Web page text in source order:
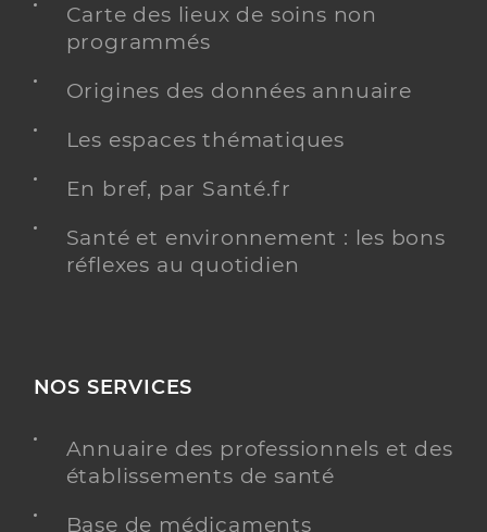
Carte des lieux de soins non
programmés
Origines des données annuaire
Les espaces thématiques
En bref, par Santé.fr
Santé et environnement : les bons
réflexes au quotidien
NOS SERVICES
Annuaire des professionnels et des
établissements de santé
Base de médicaments